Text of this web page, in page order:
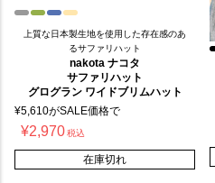
上質な日本製生地を使用した存在感のあ
るサファリハット
nakota ナコタ
サファリハット
グログラン ワイドブリムハット
¥5,610がSALE価格で
¥2,970税込
在庫切れ